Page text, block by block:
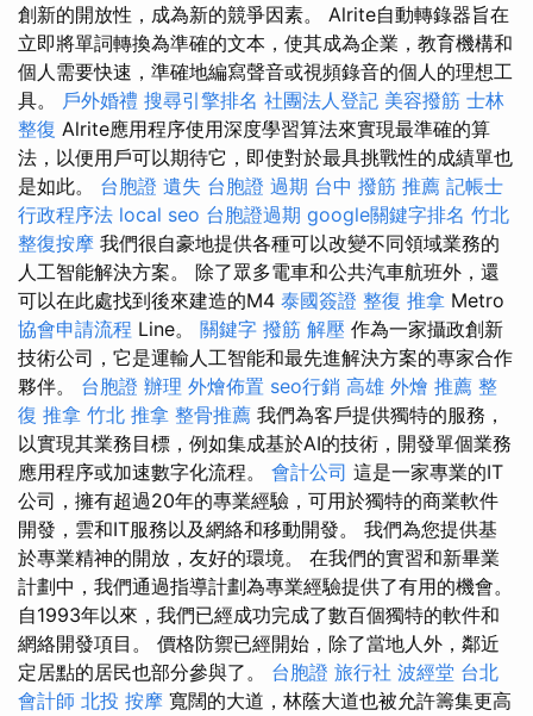
創新的開放性，成為新的競爭因素。 Alrite自動轉錄器旨在
立即將單詞轉換為準確的文本，使其成為企業，教育機構和
個人需要快速，準確地編寫聲音或視頻錄音的個人的理想工
具。 戶外婚禮 搜尋引擎排名 社團法人登記 美容撥筋 士林
整復 Alrite應用程序使用深度學習算法來實現最準確的算
法，以便用戶可以期待它，即使對於最具挑戰性的成績單也
是如此。 台胞證 遺失 台胞證 過期 台中 撥筋 推薦 記帳士
行政程序法 local seo 台胞證過期 google關鍵字排名 竹北
整復按摩 我們很自豪地提供各種可以改變不同領域業務的
人工智能解決方案。 除了眾多電車和公共汽車航班外，還
可以在此處找到後來建造的M4 泰國簽證 整復 推拿 Metro
協會申請流程 Line。 關鍵字 撥筋 解壓 作為一家攝政創新
技術公司，它是運輸人工智能和最先進解決方案的專家合作
夥伴。 台胞證 辦理 外燴佈置 seo行銷 高雄 外燴 推薦 整
復 推拿 竹北 推拿 整骨推薦 我們為客戶提供獨特的服務，
以實現其業務目標，例如集成基於AI的技術，開發單個業務
應用程序或加速數字化流程。 會計公司 這是一家專業的IT
公司，擁有超過20年的專業經驗，可用於獨特的商業軟件
開發，雲和IT服務以及網絡和移動開發。 我們為您提供基
於專業精神的開放，友好的環境。 在我們的實習和新畢業
計劃中，我們通過指導計劃為專業經驗提供了有用的機會。
自1993年以來，我們已經成功完成了數百個獨特的軟件和
網絡開發項目。 價格防禦已經開始，除了當地人外，鄰近
定居點的居民也部分參與了。 台胞證 旅行社 波經堂 台北
會計師 北投 按摩 寬闊的大道，林蔭大道也被允許籌集更高